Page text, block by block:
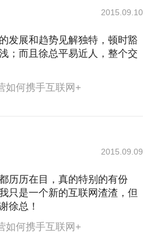
2015.09.10
发展和趋势见解独特，顿时豁
；而且徐总平易近人，整个交
如何携手互联网+
2015.09.09
历历在目，真的特别的有份
只是一个新的互联网渣渣，但
徐总！
如何携手互联网+